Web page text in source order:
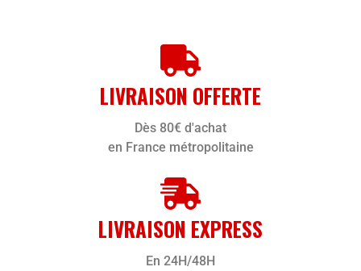
LIVRAISON OFFERTE
Dès 80€ d'achat
en France métropolitaine
LIVRAISON EXPRESS
En 24H/48H